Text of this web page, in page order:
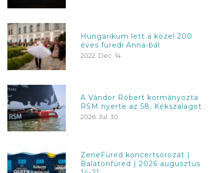
Hungarikum lett a közel 200
éves füredi Anna-bál
2022. Dec. 14
A Vándor Róbert kormányozta
RSM nyerte az 58. Kékszalagot
2026. Jul. 30
ZeneFüred koncertsorozat |
Balatonfüred | 2026 augusztus